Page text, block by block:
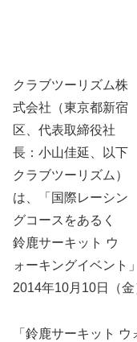
クラブツーリズム株
式会社（東京都新宿
区、代表取締役社
長：小山佳延、以下
クラブツーリズム）
は、「国際レーシン
グコースをあるく
鈴鹿サーキット ウ
ォーキングイベント
2014年10月10日（金
「鈴鹿サーキット